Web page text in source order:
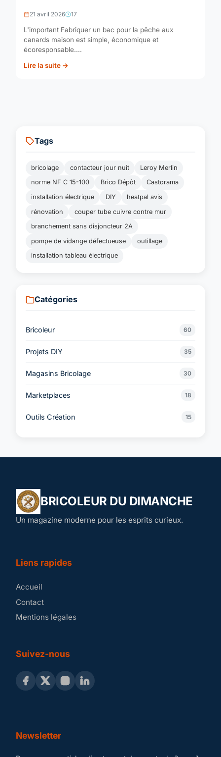
21 avril 2026 17
L'important Fabriquer un bac pour la pêche aux
canards maison est simple, économique et
écoresponsable....
Lire la suite →
Tags
bricolage contacteur jour nuit
Leroy Merlin
norme NF C 15-100
Brico Dépôt
Castorama
installation électrique
DIY
heatpal avis
rénovation
couper tube cuivre contre mur
branchement sans disjoncteur 2A
pompe de vidange défectueuse
outillage
installation tableau électrique
Catégories
Bricoleur 60
Projets DIY 35
Magasins Bricolage 30
Marketplaces 18
Outils Création 15
BRICOLEUR DU DIMANCHE
Un magazine moderne pour les esprits curieux.
Liens rapides
Accueil
Contact
Mentions légales
Suivez-nous
Newsletter